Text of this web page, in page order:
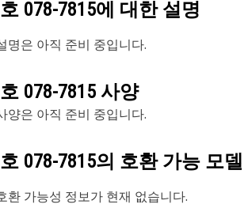
078-7815에 대한 설명
명은 아직 준비 중입니다.
078-7815 사양
양은 아직 준비 중입니다.
078-7815의 호환 가능 모델
환 가능성 정보가 현재 없습니다.